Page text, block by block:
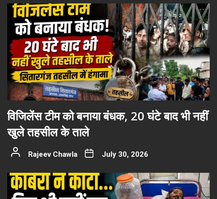
विजिलेंस टीम को बनाया बंधक, 20 घंटे बाद भी नहीं
खुले तहसील के ताले
Rajeev Chawla July 30, 2026